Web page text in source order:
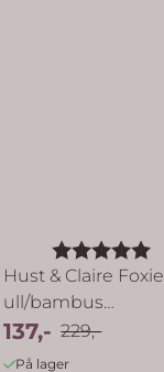
Karakter:
Hust & Claire Foxie
ull/bambus
strømpebukse til ...
137,- 229,-
På lager